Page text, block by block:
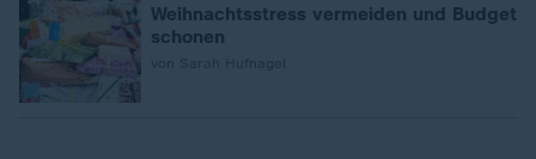
Weihnachtsstress vermeiden und Budget
schonen